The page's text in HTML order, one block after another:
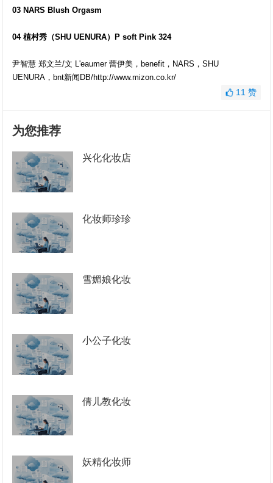
03 NARS Blush Orgasm
04 植村秀（SHU UENURA）P soft Pink 324
尹智慧 郑文兰/文 L'eaumer 蕾伊美，benefit，NARS，SHU
UENURA，bnt新闻DB/http://www.mizon.co.kr/
11 赞
为您推荐
兴化化妆店
化妆师珍珍
雪媚娘化妆
小公子化妆
倩儿教化妆
妖精化妆师